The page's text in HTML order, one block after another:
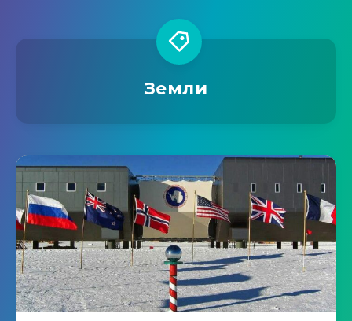
Земли